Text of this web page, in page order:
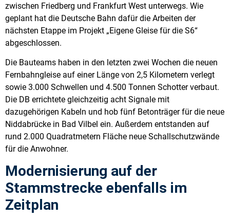
zwischen Friedberg und Frankfurt West unterwegs. Wie
geplant hat die Deutsche Bahn dafür die Arbeiten der
nächsten Etappe im Projekt „Eigene Gleise für die S6“
abgeschlossen.
Die Bauteams haben in den letzten zwei Wochen die neuen
Fernbahngleise auf einer Länge von 2,5 Kilometern verlegt
sowie 3.000 Schwellen und 4.500 Tonnen Schotter verbaut.
Die DB errichtete gleichzeitig acht Signale mit
dazugehörigen Kabeln und hob fünf Betonträger für die neue
Niddabrücke in Bad Vilbel ein. Außerdem entstanden auf
rund 2.000 Quadratmetern Fläche neue Schallschutzwände
für die Anwohner.
Modernisierung auf der
Stammstrecke ebenfalls im
Zeitplan